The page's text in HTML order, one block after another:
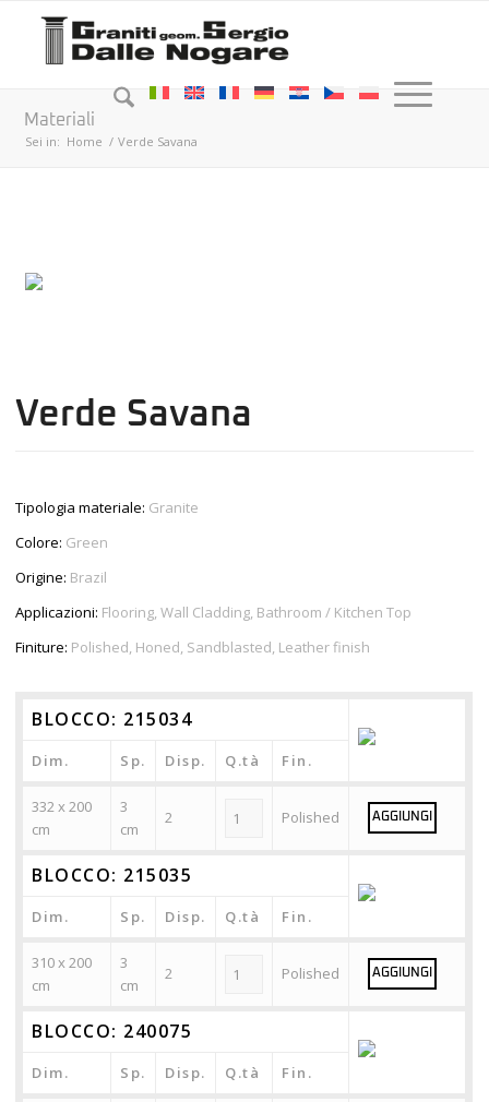
Materiali
Sei in: Home / Verde Savana
Verde Savana
Tipologia materiale: Granite
Colore: Green
Origine: Brazil
Applicazioni: Flooring, Wall Cladding, Bathroom / Kitchen Top
Finiture: Polished, Honed, Sandblasted, Leather finish
BLOCCO: 215034
Dim. Sp. Disp. Q.tà Fin.
332 x 200
cm
3
cm
2 Polished AGGIUNGI
BLOCCO: 215035
Dim. Sp. Disp. Q.tà Fin.
310 x 200
cm
3
cm
2 Polished AGGIUNGI
BLOCCO: 240075
Dim. Sp. Disp. Q.tà Fin.